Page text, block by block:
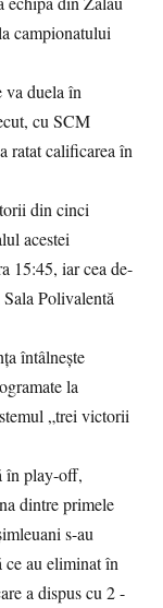
campionatului
va duela în
cu SCM
ratat calificarea în
din cinci
acestei
15:45, iar cea de-
Polivalentă
întâlnește
la
„trei victorii
în play-off,
dintre primele
s-au
au eliminat în
a dispus cu 2 -